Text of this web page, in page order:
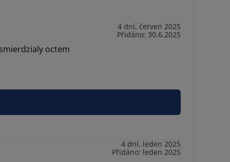
4 dní, červen 2025
Přidáno: 30.6.2025
octem
4 dní, leden 2025
Přidáno: leden 2025